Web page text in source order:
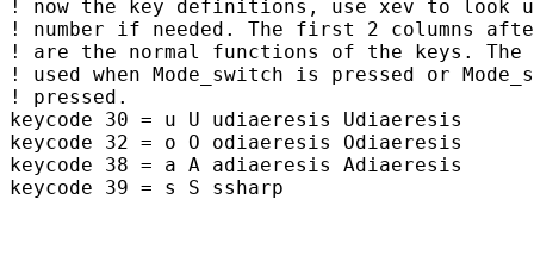
! now the key definitions, use xev to look
! number if needed. The first 2 columns
! are the normal functions of the keys. The
! used when Mode_switch is pressed or
! pressed.
keycode 30 = u U udiaeresis Udiaeresis
keycode 32 = o O odiaeresis Odiaeresis
keycode 38 = a A adiaeresis Adiaeresis